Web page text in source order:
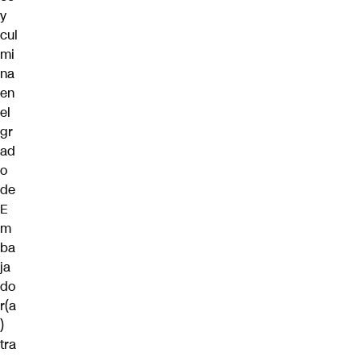
y
cul
mi
na
en
el
gr
ad
o
de
E
m
ba
ja
do
r(a
)
tra